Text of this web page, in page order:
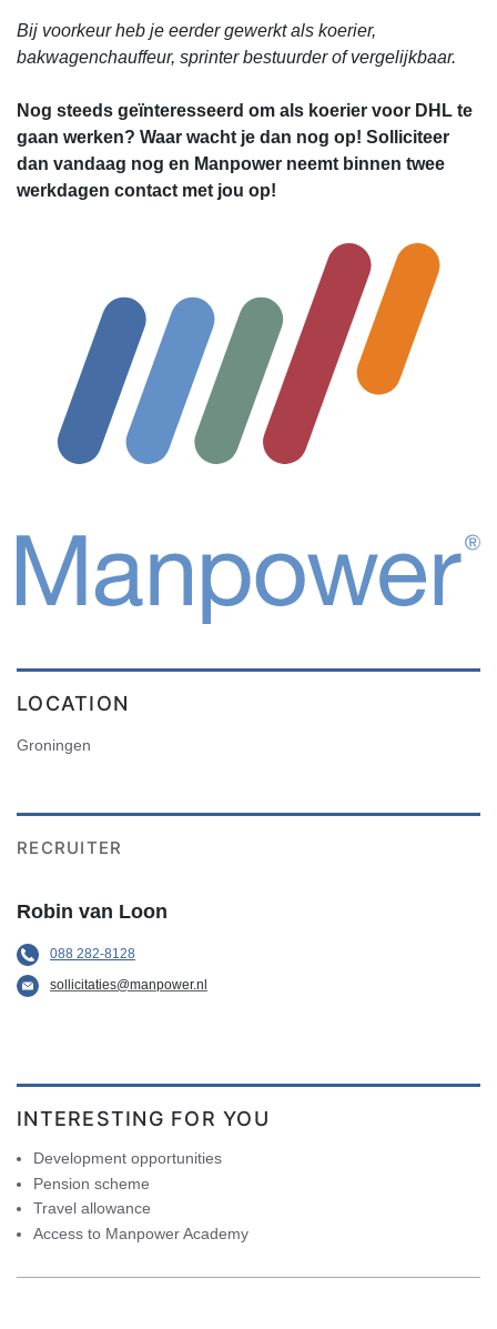
Bij voorkeur heb je eerder gewerkt als koerier,
bakwagenchauffeur, sprinter bestuurder of vergelijkbaar.
Nog steeds geïnteresseerd om als koerier voor DHL te
gaan werken? Waar wacht je dan nog op! Solliciteer
dan vandaag nog en Manpower neemt binnen twee
werkdagen contact met jou op!
LOCATION
Groningen
RECRUITER
Robin van Loon
088 282-8128
sollicitaties@manpower.nl
INTERESTING FOR YOU
Development opportunities
Pension scheme
Travel allowance
Access to Manpower Academy